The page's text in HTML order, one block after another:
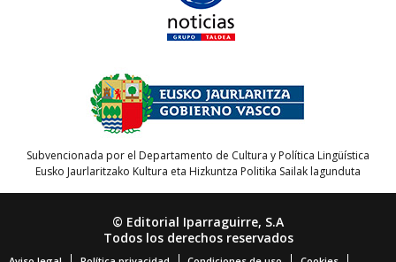
Subvencionada por el Departamento de Cultura y Política Lingüística
Eusko Jaurlaritzako Kultura eta Hizkuntza Politika Sailak lagunduta
© Editorial Iparraguirre, S.A
Todos los derechos reservados